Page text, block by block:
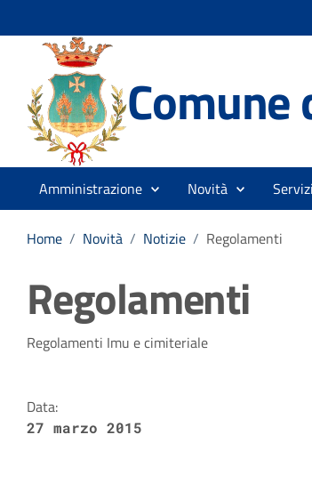
Amministrazione Novità Servizi
Home / Novità / Notizie / Regolamenti
Regolamenti
Dettagli della
Regolamenti Imu e cimiteriale
Data:
27 marzo 2015